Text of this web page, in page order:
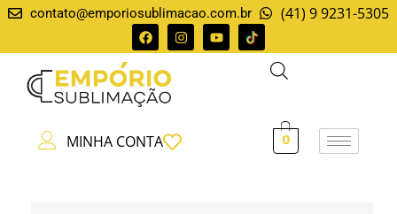
contato@emporiosublimacao.com.br (41) 9 9231-5305
MINHA CONTA 0